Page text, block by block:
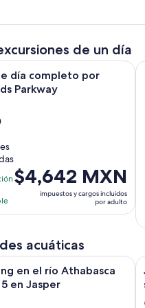
de un día
día completo por
Parkway
El
precio
de
por
adulto
$4,642 MXN
impuestos y cargos incluidos
por adulto
completo por Icefields
acuáticas
en el río Athabasca
en Jasper
río Athabasca Mile 5 en